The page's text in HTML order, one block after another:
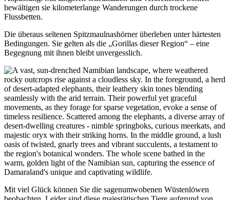
bewältigen sie kilometerlange Wanderungen durch trockene
Flussbetten.
Die überaus seltenen Spitzmaulnashörner überleben unter härtesten
Bedingungen. Sie gelten als die „Gorillas dieser Region“ – eine
Begegnung mit ihnen bleibt unvergesslich.
Mit viel Glück können Sie die sagenumwobenen Wüstenlöwen